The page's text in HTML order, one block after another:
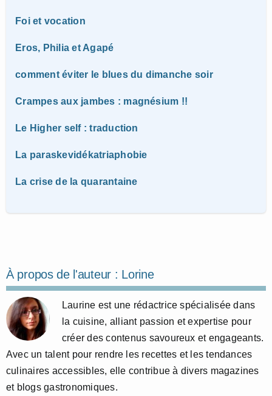
Foi et vocation
Eros, Philia et Agapé
comment éviter le blues du dimanche soir
Crampes aux jambes : magnésium !!
Le Higher self : traduction
La paraskevidékatriaphobie
La crise de la quarantaine
À propos de l'auteur : Lorine
Laurine est une rédactrice spécialisée dans
la cuisine, alliant passion et expertise pour
créer des contenus savoureux et engageants.
Avec un talent pour rendre les recettes et les tendances
culinaires accessibles, elle contribue à divers magazines
et blogs gastronomiques.